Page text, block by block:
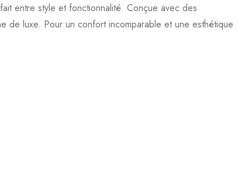
entre style et fonctionnalité. Conçue avec des
de luxe. Pour un confort incomparable et une esthétique